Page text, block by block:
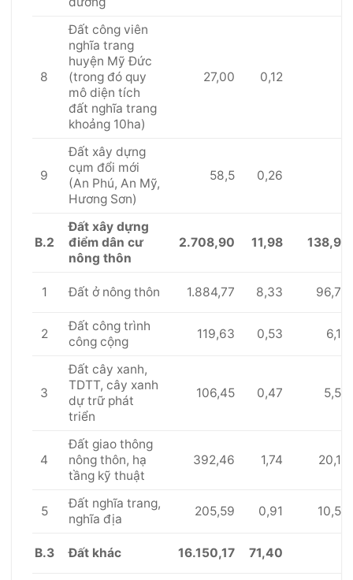
8
Đất công viên
nghĩa trang
huyện Mỹ Đức
(trong đó quy
mô diện tích
đất nghĩa trang
khoảng 10ha)
27,00 0,12
9
Đất xây dựng
cụm đổi mới
(An Phú, An Mỹ,
Hương Sơn)
58,5 0,26
B.2
Đất xây dựng
điểm dân cư
nông thôn
2.708,90 11,98 138,9
1 Đất ở nông thôn 1.884,77 8,33 96,7
2
Đất công trình
công cộng
119,63 0,53 6,1
3
Đất cây xanh,
TDTT, cây xanh
dự trữ phát
triển
106,45 0,47 5,5
4
Đất giao thông
nông thôn, hạ
tầng kỹ thuật
392,46 1,74 20,1
5
Đất nghĩa trang,
nghĩa địa
205,59 0,91 10,5
B.3 Đất khác 16.150,17 71,40